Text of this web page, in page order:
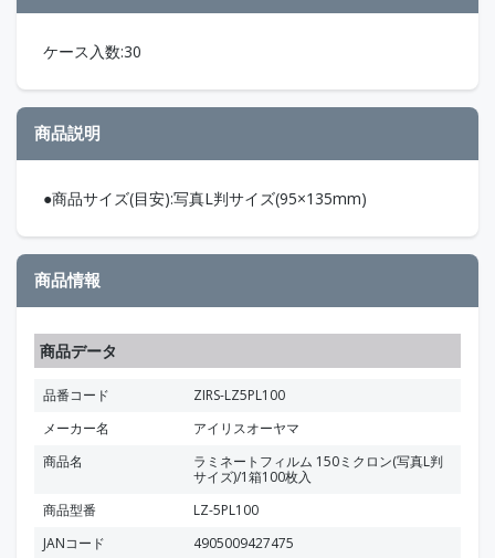
ケース入数:30
商品説明
●商品サイズ(目安):写真L判サイズ(95×135mm)
商品情報
商品データ
品番コード
ZIRS-LZ5PL100
メーカー名
アイリスオーヤマ
商品名
ラミネートフィルム 150ミクロン(写真L判
サイズ)/1箱100枚入
商品型番
LZ-5PL100
JANコード
4905009427475